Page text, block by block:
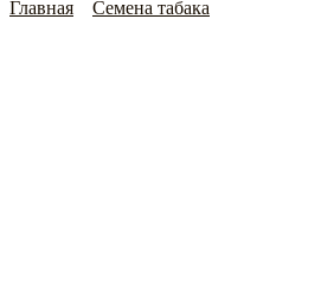
Главная Семена табака